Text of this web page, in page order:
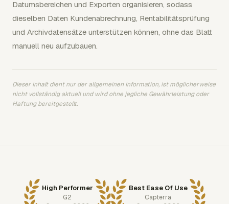
Datumsbereichen und Exporten organisieren, sodass
dieselben Daten Kundenabrechnung, Rentabilitätsprüfung
und Archivdatensätze unterstützen können, ohne das Blatt
manuell neu aufzubauen.
Dieser Inhalt dient nur der allgemeinen Information, ist möglicherweise
nicht vollständig aktuell und wird ohne jegliche Gewährleistung oder
Haftung bereitgestellt.
High Performer
G2
Best Ease Of Use
Capterra